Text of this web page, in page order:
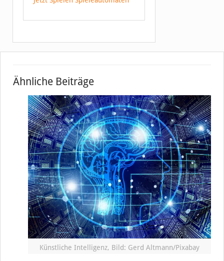
Ähnliche Beiträge
Künstliche Intelligenz, Bild: Gerd Altmann/Pixabay